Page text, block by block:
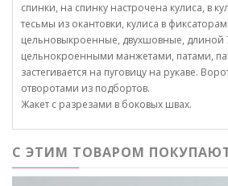
спинки, на спинку настрочена кулиса, в
тесьмы из окантовки, кулиса в
цельновыкроенные, двухшовные, длиной
цельнокроенными манжетами, патами,
застегивается на пуговицу на рукаве.
отворотами из подбортов.
Жакет с разрезами в боковых швах.
С ЭТИМ ТОВАРОМ